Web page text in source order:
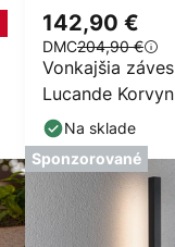
Vonkajšia
Lucande
s stmievateľným
142,90 €
DMC204,90 €
Na sklade
Sponzorované